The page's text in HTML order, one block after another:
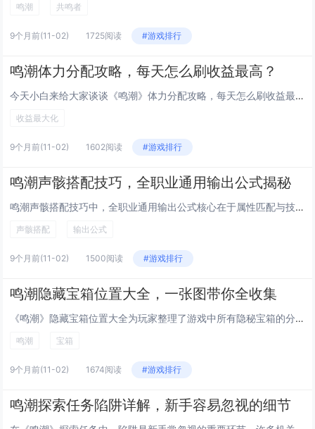
鸣潮 共鸣者
9个月前(11-02) 1725阅读 #游戏排行
鸣潮体力分配攻略，每天怎么刷收益最高？
今天小白来给大家谈谈《鸣潮》体力分配攻略，每天怎么刷收益最高？，以及潮鸣弦是什么技能对应的知识点，希望对大家有所帮助，不...
收益最大化
9个月前(11-02) 1602阅读 #游戏排行
鸣潮声骸搭配技巧，全职业通用输出公式揭秘
鸣潮声骸搭配技巧中，全职业通用输出公式核心在于属性匹配与技能协同，玩家需根据角色职业特性选择主属性为暴击、攻击或元素伤害...
声骸搭配 输出公式
9个月前(11-02) 1500阅读 #游戏排行
鸣潮隐藏宝箱位置大全，一张图带你全收集
《鸣潮》隐藏宝箱位置大全为玩家整理了游戏中所有隐秘宝箱的分布点，通过一张详细地图全面标注了各区域宝箱的具体位置，帮助玩家...
鸣潮 宝箱
9个月前(11-02) 1674阅读 #游戏排行
鸣潮探索任务陷阱详解，新手容易忽视的细节